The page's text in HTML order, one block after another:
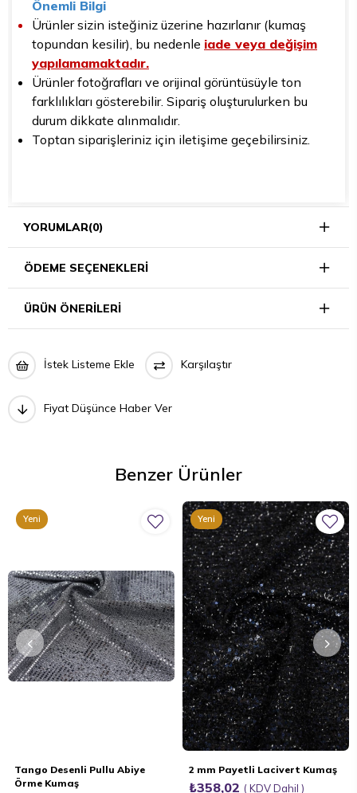
Önemli Bilgi
Ürünler sizin isteğiniz üzerine hazırlanır (kumaş
topundan kesilir), bu nedenle iade veya değişim
yapılamamaktadır.
Ürünler fotoğrafları ve orijinal görüntüsüyle ton
farklılıkları gösterebilir. Sipariş oluşturulurken bu
durum dikkate alınmalıdır.
Toptan siparişleriniz için iletişime geçebilirsiniz.
YORUMLAR(0)
ÖDEME SEÇENEKLERI
ÜRÜN ÖNERILERI
İstek Listeme Ekle Karşılaştır
Fiyat Düşünce Haber Ver
Benzer Ürünler
Tango Desenli Pullu Abiye
Örme Kumaş
Yeni
2 mm Payetli Lacivert Kumaş
₺358,02 KDV Dahil
Yeni
Ürün